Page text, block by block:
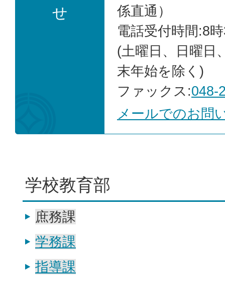
せ
係直通）
電話受付時間:8
(土曜日、日曜日
末年始を除く)
ファックス:048-
メールでのお問
学校教育部
庶務課
学務課
指導課